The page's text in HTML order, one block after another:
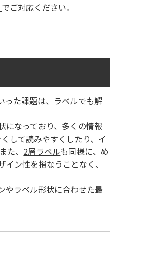
でご対応ください。
った課題は、ラベルでも解
になっており、多くの情報
して読みやすくしたり、イ
た、 2層ラベルも同様に、め
ン性を損なうことなく、
やラベル形状に合わせた最